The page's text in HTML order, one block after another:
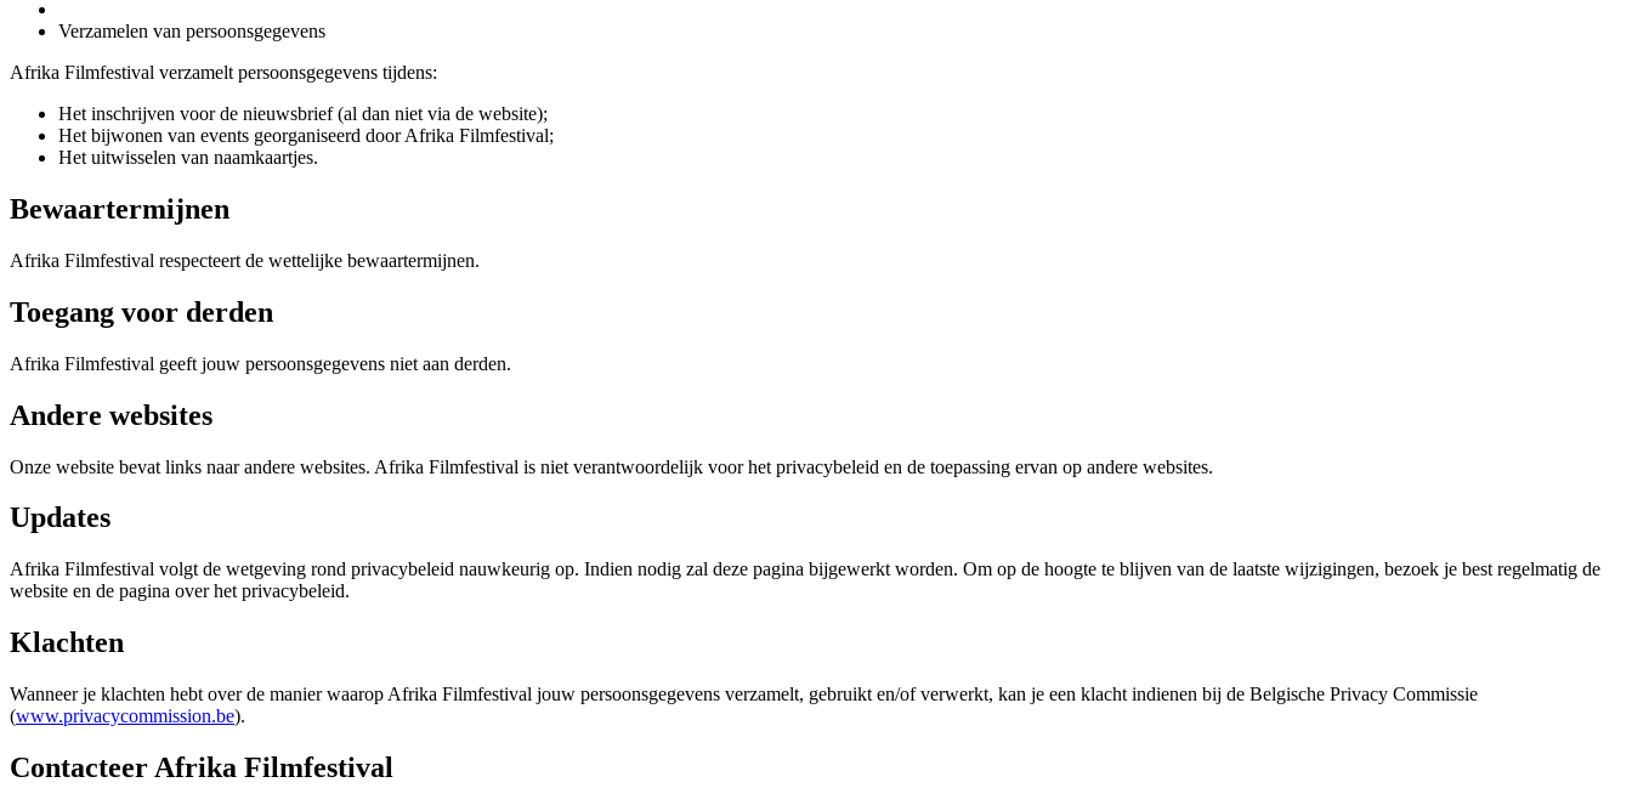
Verzamelen van persoonsgegevens
Afrika Filmfestival verzamelt persoonsgegevens tijdens:
Het inschrijven voor de nieuwsbrief (al dan niet via de website);
Het bijwonen van events georganiseerd door Afrika Filmfestival;
Het uitwisselen van naamkaartjes.
Bewaartermijnen
Afrika Filmfestival respecteert de wettelijke bewaartermijnen.
Toegang voor derden
Afrika Filmfestival geeft jouw persoonsgegevens niet aan derden.
Andere websites
Onze website bevat links naar andere websites. Afrika Filmfestival is niet verantwoordelijk voor het privacybeleid en de toepassing ervan op andere websites.
Updates
Afrika Filmfestival volgt de wetgeving rond privacybeleid nauwkeurig op. Indien nodig zal deze pagina bijgewerkt worden. Om op de hoogte te blijven van de laatste wijzigingen, bezoek je best regelmatig de
website en de pagina over het privacybeleid.
Klachten
Wanneer je klachten hebt over de manier waarop Afrika Filmfestival jouw persoonsgegevens verzamelt, gebruikt en/of verwerkt, kan je een klacht indienen bij de Belgische Privacy Commissie
(www.privacycommission.be).
Contacteer Afrika Filmfestival